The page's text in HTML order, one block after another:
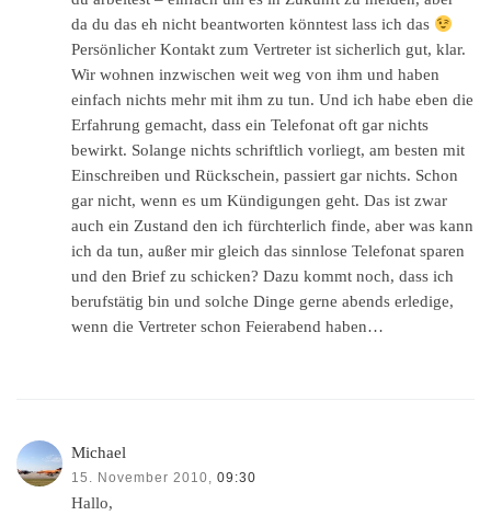
da du das eh nicht beantworten könntest lass ich das
Persönlicher Kontakt zum Vertreter ist sicherlich gut, klar.
Wir wohnen inzwischen weit weg von ihm und haben
einfach nichts mehr mit ihm zu tun. Und ich habe eben die
Erfahrung gemacht, dass ein Telefonat oft gar nichts
bewirkt. Solange nichts schriftlich vorliegt, am besten mit
Einschreiben und Rückschein, passiert gar nichts. Schon
gar nicht, wenn es um Kündigungen geht. Das ist zwar
auch ein Zustand den ich fürchterlich finde, aber was kann
ich da tun, außer mir gleich das sinnlose Telefonat sparen
und den Brief zu schicken? Dazu kommt noch, dass ich
berufstätig bin und solche Dinge gerne abends erledige,
wenn die Vertreter schon Feierabend haben…
Michael
15. November 2010, 09:30
Hallo,